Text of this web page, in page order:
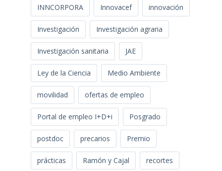
INNCORPORA Innovacef innovación
Investigación Investigación agraria
Investigación sanitaria JAE
Ley de la Ciencia Medio Ambiente
movilidad ofertas de empleo
Portal de empleo I+D+i Posgrado
postdoc precarios Premio
prácticas Ramón y Cajal recortes